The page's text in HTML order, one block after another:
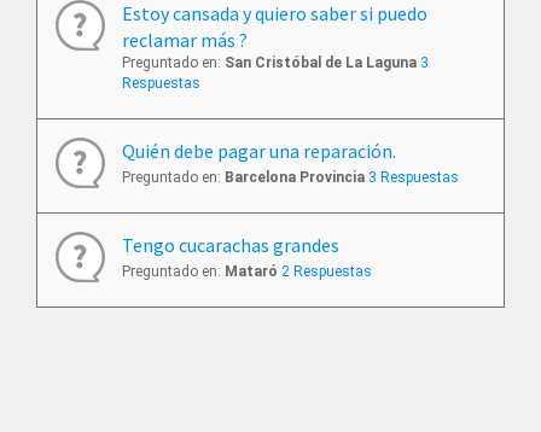
Estoy cansada y quiero saber si puedo
reclamar más ?
Preguntado en: San Cristóbal de La Laguna 3
Respuestas
Quién debe pagar una reparación.
Preguntado en: Barcelona Provincia 3 Respuestas
Tengo cucarachas grandes
Preguntado en: Mataró 2 Respuestas